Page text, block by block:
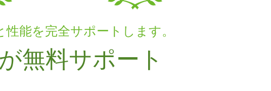
能を完全サポートします。
無料サポート